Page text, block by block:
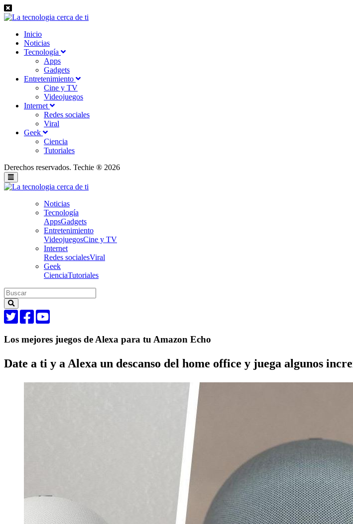
Inicio
Noticias
Tecnología
Apps
Gadgets
Entretenimiento
Cine y TV
Videojuegos
Internet
Redes sociales
Viral
Geek
Ciencia
Tutoriales
Derechos reservados. Techie ® 2026
Noticias
Tecnología
AppsGadgets
Entretenimiento
VideojuegosCine y TV
Internet
Redes socialesViral
Geek
CienciaTutoriales
Los mejores juegos de Alexa para tu Amazon Echo
Date a ti y a Alexa un descanso del home office y juega algunos